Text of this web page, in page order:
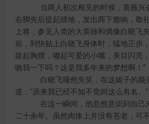
当两人初次相见的时候，蔷薇兴
右脚先后提起踏地，发出两下脆响，敬
上将，参见人类的大英雄和偶像白晓飞
前，到快贴上白晓飞身体时，猛地正步
挺起胸膛，嘟起可爱的小嘴，美目闪亮
吻我一下吗？这是我多年来的梦想啊！”
白晓飞哑然失笑，在这妮子的额
道：“原来我已经不知不觉间这么有名。”
在这一瞬间，他忽然意识到自己
二十余年。虽然肉体上并没有苍老，可